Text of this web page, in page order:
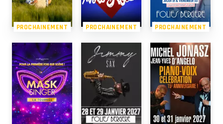
PROCHAINEMENT PROCHAINEMENT PROCHAINEMENT